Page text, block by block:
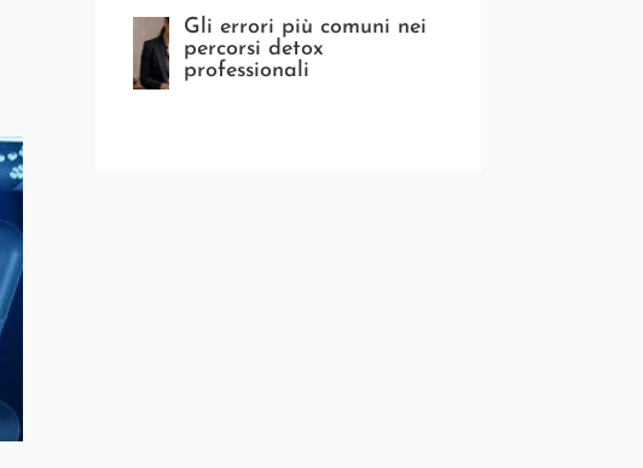
Gli errori più comuni nei
percorsi detox
professionali